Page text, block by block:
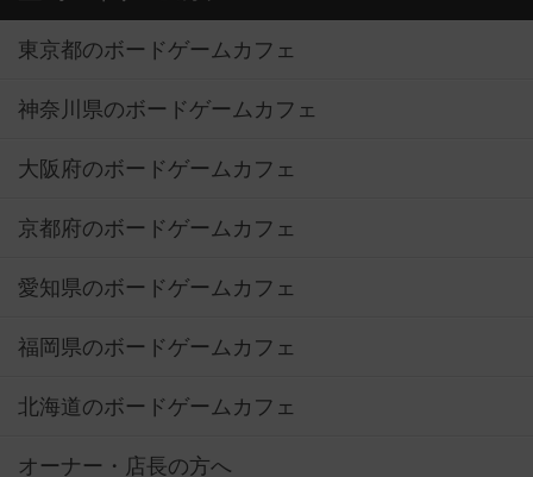
東京都のボードゲームカフェ
神奈川県のボードゲームカフェ
大阪府のボードゲームカフェ
京都府のボードゲームカフェ
愛知県のボードゲームカフェ
福岡県のボードゲームカフェ
北海道のボードゲームカフェ
オーナー・店長の方へ